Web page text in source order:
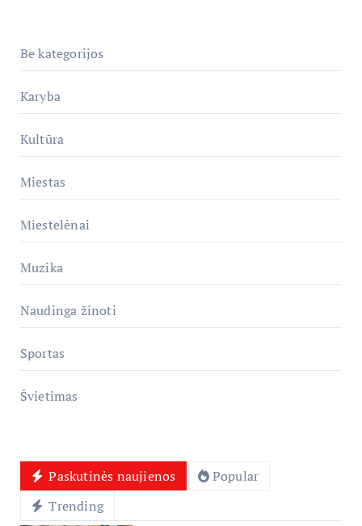
Be kategorijos
Karyba
Kultūra
Miestas
Miestelėnai
Muzika
Naudinga žinoti
Sportas
Švietimas
Paskutinės naujienos
Popular
Trending